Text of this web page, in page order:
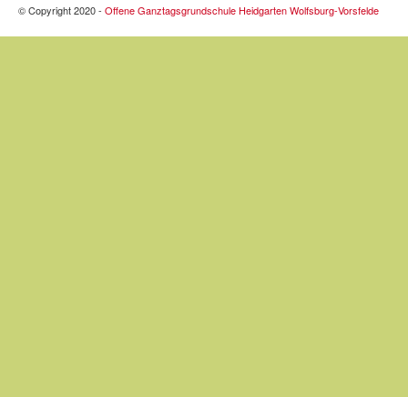
© Copyright 2020 - Offene Ganztagsgrundschule Heidgarten Wolfsburg-Vorsfelde